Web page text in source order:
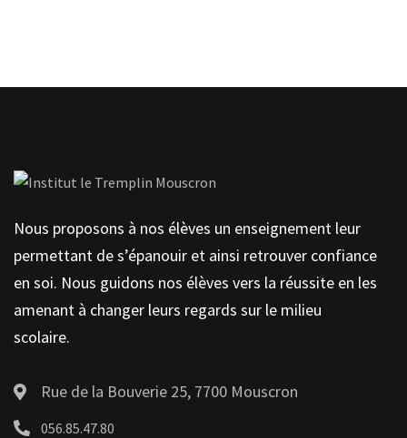
Nous proposons à nos élèves un enseignement leur
permettant de s’épanouir et ainsi retrouver confiance
en soi. Nous guidons nos élèves vers la réussite en les
amenant à changer leurs regards sur le milieu
scolaire.
Rue de la Bouverie 25, 7700 Mouscron
056.85.47.80